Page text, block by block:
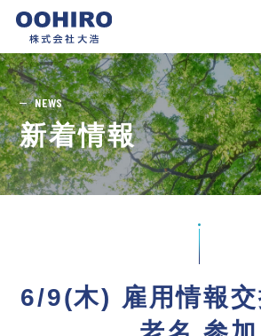
NEWS
新着情報
6/9(木) 雇用情報